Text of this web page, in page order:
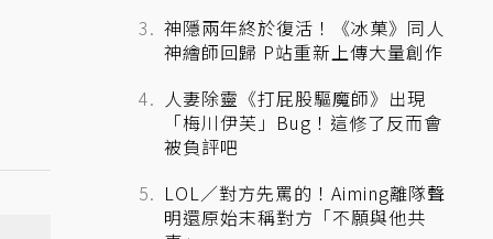
神隱兩年終於復活！《冰菓》同人
神繪師回歸 P站重新上傳大量創作
人妻除靈《打屁股驅魔師》出現
「梅川伊芙」Bug！這修了反而會
被負評吧
LOL／對方先罵的！Aiming離隊聲
明還原始末稱對方「不願與他共